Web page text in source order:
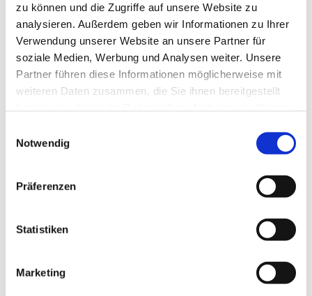
zu können und die Zugriffe auf unsere Website zu
analysieren. Außerdem geben wir Informationen zu Ihrer
Verwendung unserer Website an unsere Partner für
soziale Medien, Werbung und Analysen weiter. Unsere
Partner führen diese Informationen möglicherweise mit
weiteren Daten zusammen, die Sie ihnen bereitgestellt
Notwendig
Präferenzen
Statistiken
Marketing